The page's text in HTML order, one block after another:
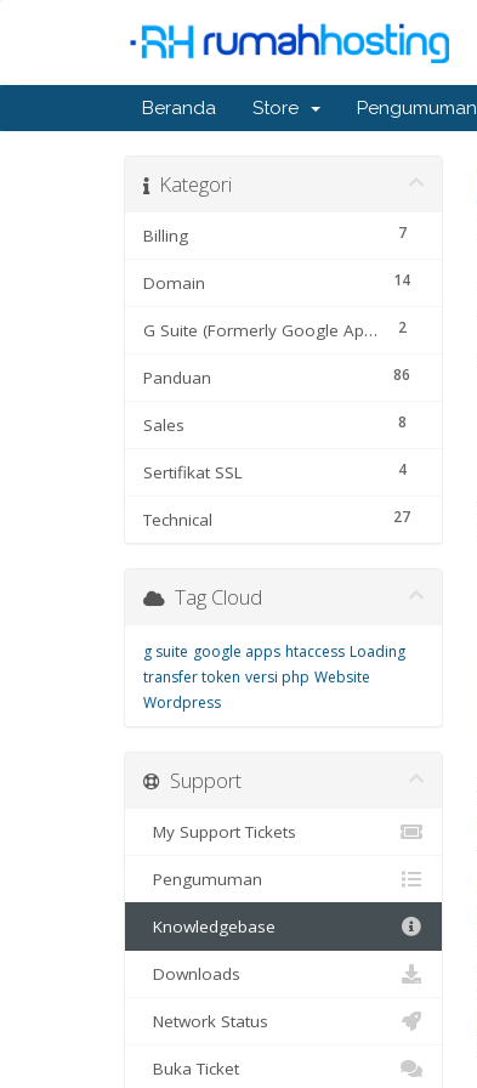
Beranda Store Pengumuman
Kategori
7
Billing
14
Domain
2
G Suite (Formerly Google Apps)
86
Panduan
8
Sales
4
Sertifikat SSL
27
Technical
Tag Cloud
g suite google apps htaccess Loading
transfer token versi php Website
Wordpress
Support
My Support Tickets
Pengumuman
Knowledgebase
Downloads
Network Status
Buka Ticket